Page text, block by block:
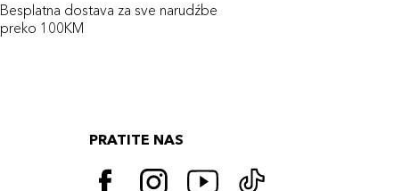
Besplatna dostava za sve narudźbe
preko 100KM
PRATITE NAS